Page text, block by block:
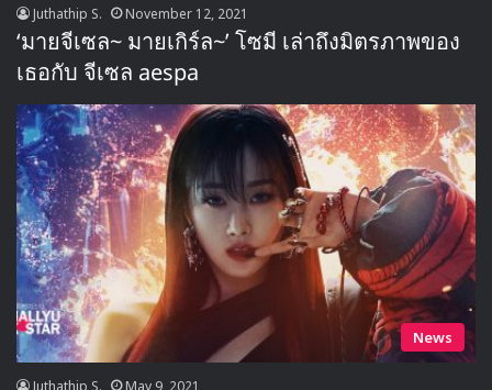
Juthathip S. November 12, 2021
‘มายจีเซล~ มายเกิร์ล~’ โซมี เล่าถึงมิตรภาพของ
เธอกับ จีเซล aespa
News
Juthathip S. May 9, 2021